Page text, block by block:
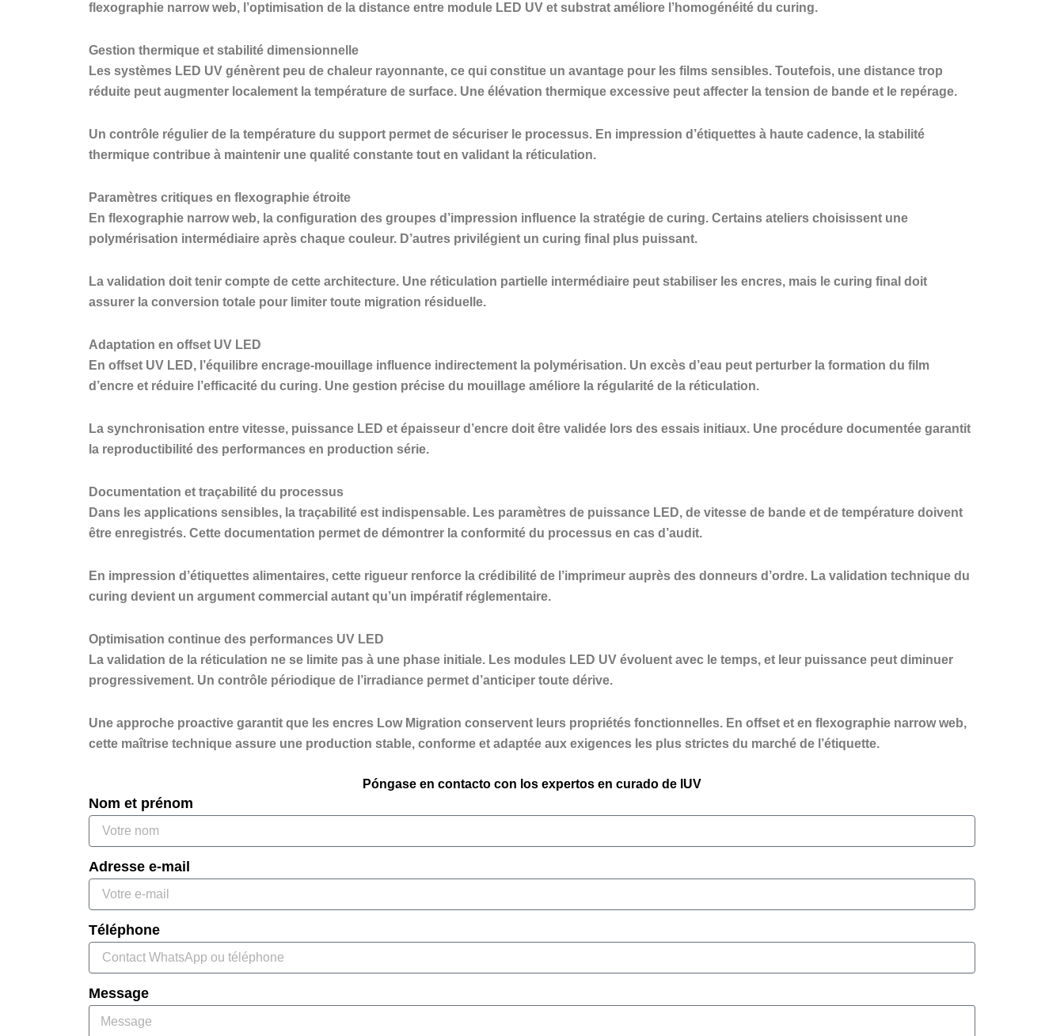
flexographie narrow web, l’optimisation de la distance entre module LED UV et substrat améliore l’homogénéité du curing.
Gestion thermique et stabilité dimensionnelle
Les systèmes LED UV génèrent peu de chaleur rayonnante, ce qui constitue un avantage pour les films sensibles. Toutefois, une distance trop
réduite peut augmenter localement la température de surface. Une élévation thermique excessive peut affecter la tension de bande et le repérage.
Un contrôle régulier de la température du support permet de sécuriser le processus. En impression d’étiquettes à haute cadence, la stabilité
thermique contribue à maintenir une qualité constante tout en validant la réticulation.
Paramètres critiques en flexographie étroite
En flexographie narrow web, la configuration des groupes d’impression influence la stratégie de curing. Certains ateliers choisissent une
polymérisation intermédiaire après chaque couleur. D’autres privilégient un curing final plus puissant.
La validation doit tenir compte de cette architecture. Une réticulation partielle intermédiaire peut stabiliser les encres, mais le curing final doit
assurer la conversion totale pour limiter toute migration résiduelle.
Adaptation en offset UV LED
En offset UV LED, l’équilibre encrage-mouillage influence indirectement la polymérisation. Un excès d’eau peut perturber la formation du film
d’encre et réduire l’efficacité du curing. Une gestion précise du mouillage améliore la régularité de la réticulation.
La synchronisation entre vitesse, puissance LED et épaisseur d’encre doit être validée lors des essais initiaux. Une procédure documentée garantit
la reproductibilité des performances en production série.
Documentation et traçabilité du processus
Dans les applications sensibles, la traçabilité est indispensable. Les paramètres de puissance LED, de vitesse de bande et de température doivent
être enregistrés. Cette documentation permet de démontrer la conformité du processus en cas d’audit.
En impression d’étiquettes alimentaires, cette rigueur renforce la crédibilité de l’imprimeur auprès des donneurs d’ordre. La validation technique du
curing devient un argument commercial autant qu’un impératif réglementaire.
Optimisation continue des performances UV LED
La validation de la réticulation ne se limite pas à une phase initiale. Les modules LED UV évoluent avec le temps, et leur puissance peut diminuer
progressivement. Un contrôle périodique de l’irradiance permet d’anticiper toute dérive.
Une approche proactive garantit que les encres Low Migration conservent leurs propriétés fonctionnelles. En offset et en flexographie narrow web,
cette maîtrise technique assure une production stable, conforme et adaptée aux exigences les plus strictes du marché de l’étiquette.
Póngase en contacto con los expertos en curado de IUV
Nom et prénom
Adresse e-mail
Téléphone
Message